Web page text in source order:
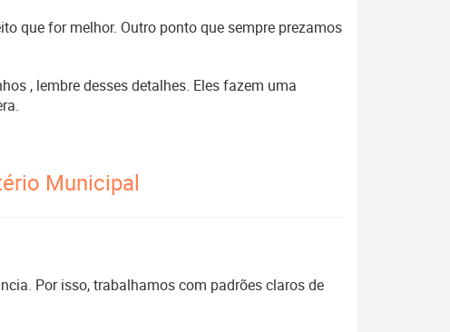
que for melhor. Outro ponto que sempre prezamos
, lembre desses detalhes. Eles fazem uma
Municipal
Por isso, trabalhamos com padrões claros de